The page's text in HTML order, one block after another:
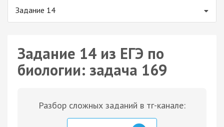
Задание 14
Задание 14 из ЕГЭ по
биологии: задача 169
Разбор сложных заданий в тг-канале: